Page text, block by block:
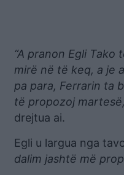
“A pranon Egli Tako
mirë në të keq, a je
pa para, Ferrarin ta
të propozoj
drejtua ai.
Egli u largua nga
dalim jashtë më